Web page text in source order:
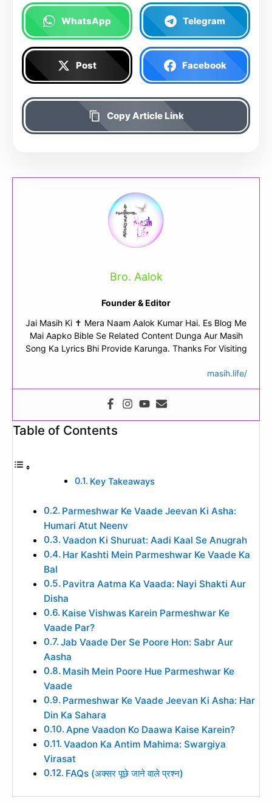
WhatsApp Telegram
Post Facebook
Copy Article Link
Bro. Aalok
Founder & Editor
Jai Masih Ki ✝ Mera Naam Aalok Kumar Hai. Es Blog Me
Mai Aapko Bible Se Related Content Dunga Aur Masih
Song Ka Lyrics Bhi Provide Karunga. Thanks For Visiting
masih.life/
Table of Contents
Key Takeaways
Parmeshwar Ke Vaade Jeevan Ki Asha:
Humari Atut Neenv
Vaadon Ki Shuruat: Aadi Kaal Se Anugrah
Har Kashti Mein Parmeshwar Ke Vaade Ka
Bal
Pavitra Aatma Ka Vaada: Nayi Shakti Aur
Disha
Kaise Vishwas Karein Parmeshwar Ke
Vaade Par?
Jab Vaade Der Se Poore Hon: Sabr Aur
Aasha
Masih Mein Poore Hue Parmeshwar Ke
Vaade
Parmeshwar Ke Vaade Jeevan Ki Asha: Har
Din Ka Sahara
Apne Vaadon Ko Daawa Kaise Karein?
Vaadon Ka Antim Mahima: Swargiya
Virasat
FAQs (अक्सर पूछे जाने वाले प्रश्न)